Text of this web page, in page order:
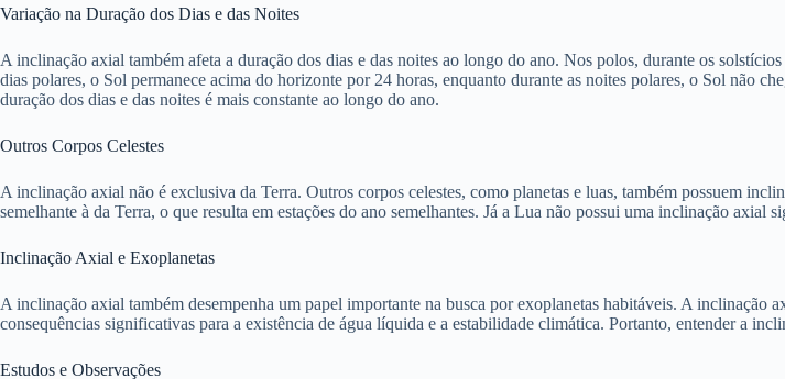
Variação na Duração dos Dias e das Noites
A inclinação axial também afeta a duração dos dias e das noites ao longo do ano. Nos polos, durante os
dias polares, o Sol permanece acima do horizonte por 24 horas, enquanto durante as noites polares, o Sol não
duração dos dias e das noites é mais constante ao longo do ano.
Outros Corpos Celestes
A inclinação axial não é exclusiva da Terra. Outros corpos celestes, como planetas e luas, também possuem
semelhante à da Terra, o que resulta em estações do ano semelhantes. Já a Lua não possui uma inclinação
Inclinação Axial e Exoplanetas
A inclinação axial também desempenha um papel importante na busca por exoplanetas habitáveis. A
consequências significativas para a existência de água líquida e a estabilidade climática. Portanto, entender a
Estudos e Observações